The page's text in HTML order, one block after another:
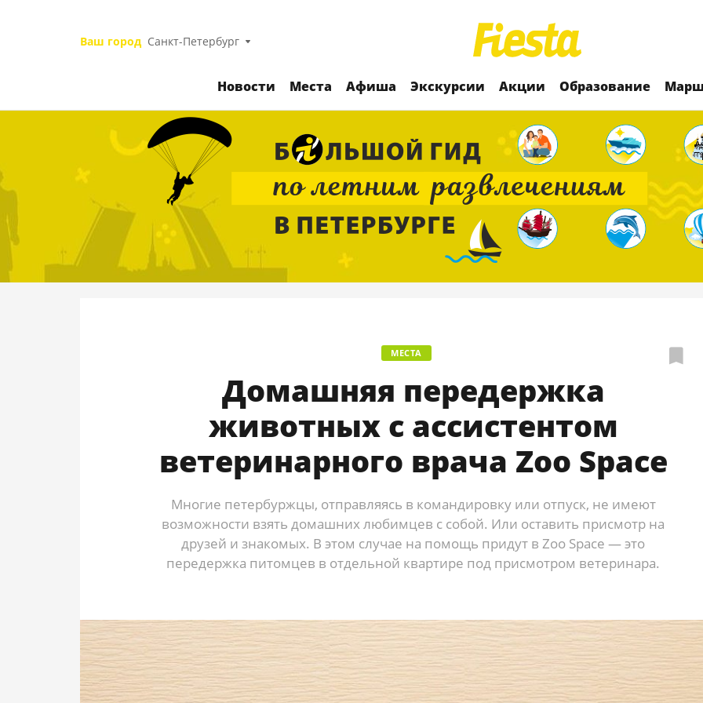
Ваш город Санкт-Петербург
Новости Места Афиша Экскурсии Акции Образование
МЕСТА
Домашняя передержка
животных с ассистентом
ветеринарного врача Zoo Space
Многие петербуржцы, отправляясь в командировку или отпуск, не имеют
возможности взять домашних любимцев с собой. Или оставить присмотр на
друзей и знакомых. В этом случае на помощь придут в Zoo Space — это
передержка питомцев в отдельной квартире под присмотром ветеринара.